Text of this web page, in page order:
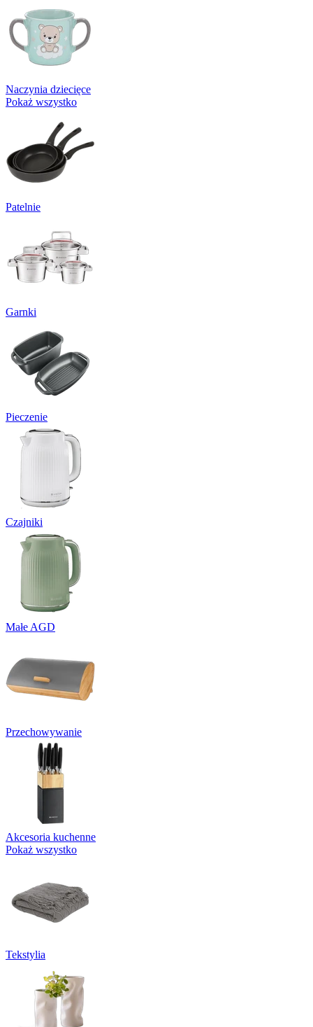
Naczynia dziecięce
Pokaż wszystko
Patelnie
Garnki
Pieczenie
Czajniki
Małe AGD
Przechowywanie
Akcesoria kuchenne
Pokaż wszystko
Tekstylia